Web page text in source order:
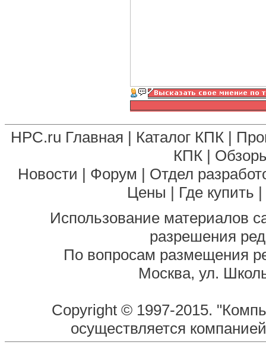
HPC.ru Главная | Каталог КПК |
КПК |
Новости | Форум | Отдел
Цены | Где купить |
Использование материалов
разрешения
По вопросам размещения
Москва, ул.
Copyright © 1997-2015.
осуществляется